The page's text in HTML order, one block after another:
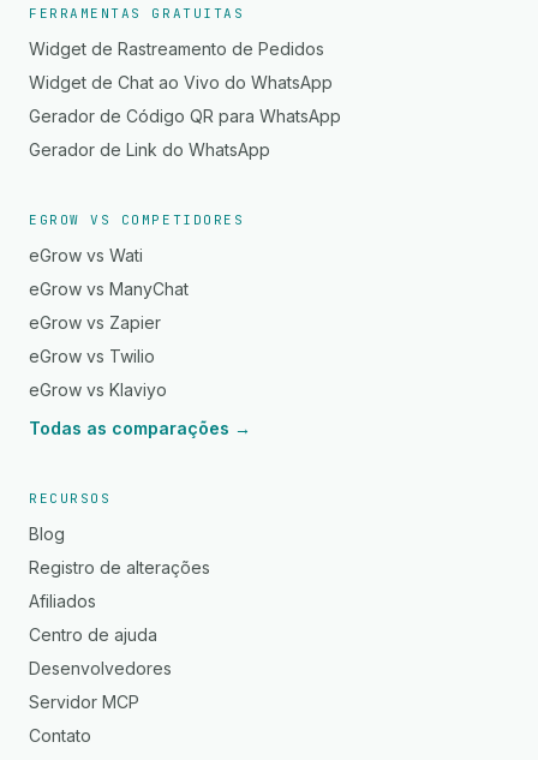
FERRAMENTAS GRATUITAS
Widget de Rastreamento de Pedidos
Widget de Chat ao Vivo do WhatsApp
Gerador de Código QR para WhatsApp
Gerador de Link do WhatsApp
EGROW VS COMPETIDORES
eGrow vs Wati
eGrow vs ManyChat
eGrow vs Zapier
eGrow vs Twilio
eGrow vs Klaviyo
Todas as comparações →
RECURSOS
Blog
Registro de alterações
Afiliados
Centro de ajuda
Desenvolvedores
Servidor MCP
Contato